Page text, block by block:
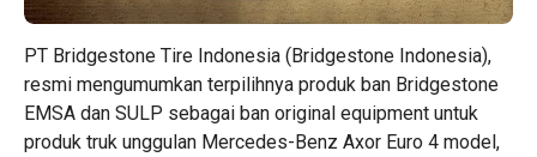
PT Bridgestone Tire Indonesia (Bridgestone Indonesia),
resmi mengumumkan terpilihnya produk ban Bridgestone
EMSA dan SULP sebagai ban original equipment untuk
produk truk unggulan Mercedes-Benz Axor Euro 4 model,